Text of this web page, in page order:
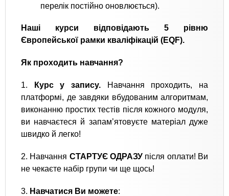
перелік постійно оновлюється).
Наші курси відповідають 5 рівню
Європейської рамки кваліфікацій (EQF).
Як проходить навчання?
1. Курс у запису. Навчання проходить, на
платформі, де завдяки вбудованим алгоритмам,
виконанню простих тестів після кожного модуля,
ви навчаєтеся й запам’ятовуєте матеріал дуже
швидко й легко!
2. Навчання СТАРТУЄ ОДРАЗУ після оплати! Ви
не чекаєте набір групи чи ще щось!
3. Навчатися Ви можете: